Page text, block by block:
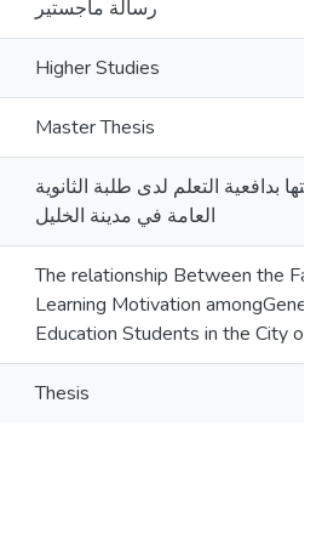
رسالة ماجستير
Higher Studies
Master Thesis
بدافعية التعلم لدى طلبة الثانوية
العامة في مدينة الخليل
The relationship Between the
Learning Motivation
Education Students in the City of
Thesis